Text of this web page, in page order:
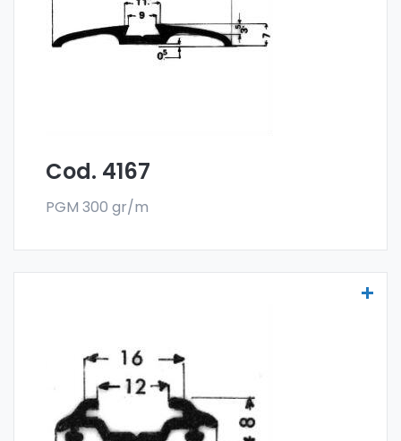
Cod. 4167
PGM 300 gr/m
en el formato en barra. El pedido mínimo es
de 300 kg.
Las molduras para vehículos se fabrican
con la especial aleación 6060 y se venden
en el formato en barra. El pedido mínimo es
de 300 kg.